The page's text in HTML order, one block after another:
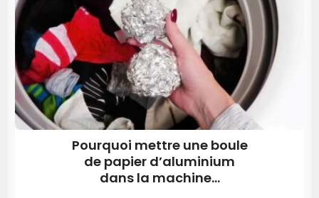
Pourquoi mettre une boule
de papier d’aluminium
dans la machine...